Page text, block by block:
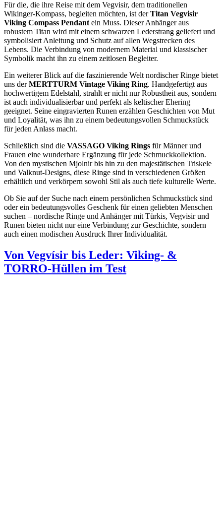
Für die, die ihre Reise mit dem Vegvisir, dem traditionellen
Wikinger-Kompass, begleiten möchten, ist derTitan Vegvisir
Viking Compass Pendantein Muss. Dieser Anhänger aus
robustem Titan wird mit einem schwarzen Lederstrang geliefert und
symbolisiert Anleitung und Schutz auf allen Wegstrecken des
Lebens. Die Verbindung von modernem Material und klassischer
Symbolik macht ihn zu einem zeitlosen Begleiter.
Ein weiterer Blick auf die faszinierende Welt nordischer Ringe bietet
uns derMERTTURM Vintage Viking Ring. Handgefertigt aus
hochwertigem Edelstahl, strahlt er nicht nur Robustheit aus, sondern
ist auch individualisierbar und perfekt als keltischer Ehering
geeignet. Seine eingravierten Runen erzählen Geschichten von Mut
und Loyalität, was ihn zu einem bedeutungsvollen Schmuckstück
für jeden Anlass macht.
Schließlich sind die VASSAGO Viking Rings für Männer und
Frauen eine wunderbare Ergänzung für jede Schmuckkollektion.
Von den mystischen Mjolnir bis hin zu den majestätischen Triskele
und Valknut-Designs, diese Ringe sind in verschiedenen Größen
erhältlich und verkörpern sowohl Stil als auch tiefe kulturelle Werte.
Ob Sie auf der Suche nach einem persönlichen Schmuckstück sind
oder ein bedeutungsvolles Geschenk für einen geliebten Menschen
suchen – nordische Ringe und Anhänger mit Türkis, Vegvisir und
Runen bieten nicht nur eine Verbindung zur Geschichte, sondern
auch einen modischen Ausdruck Ihrer Individualität.
Von Vegvísir bis Leder: Viking- &
TORRO-Hüllen im Test